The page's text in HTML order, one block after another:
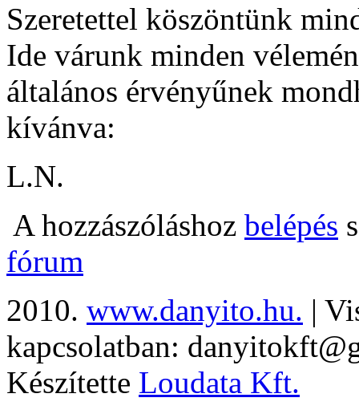
Szeretettel köszöntünk
Ide várunk minden
általános érvényűnek
kívánva:
L.N.
A hozzászóláshoz belépés
fórum
2010. www.danyito.hu. |
kapcsolatban:
Készítette Loudata Kft.